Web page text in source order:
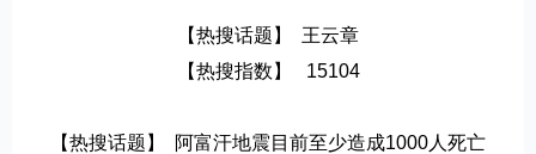
【热搜话题】  王云章
【热搜指数】   15104
【热搜话题】  阿富汗地震目前至少造成1000人死亡